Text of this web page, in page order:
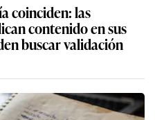
coinciden: las
contenido en sus
buscar validación